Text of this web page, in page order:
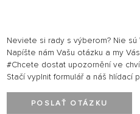
Neviete si rady s výberom? Nie
Napíšte nám Vašu otázku a my
#Chcete dostat upozornění ve
Stačí vyplnit formulář a náš hlídací
POSLAŤ OTÁZKU